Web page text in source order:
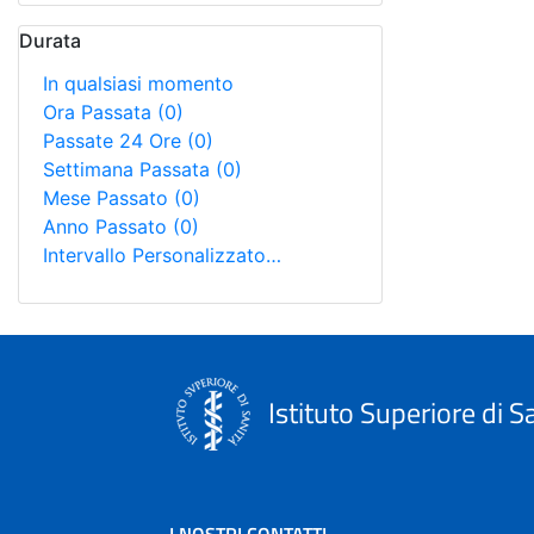
Durata
In qualsiasi momento
Ora Passata (0)
Passate 24 Ore (0)
Settimana Passata (0)
Mese Passato (0)
Anno Passato (0)
Intervallo Personalizzato…
Istituto Superiore di